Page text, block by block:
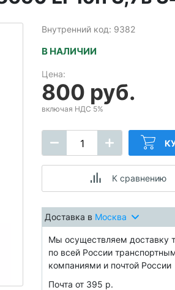
Внутренний код: 9382
В НАЛИЧИИ
Цена:
800 руб.
включая НДС 5%
К сравнению
Доставка в Москва
Мы осуществляем доставку
по всей России
компаниями и почтой России
Почта от 395 р.